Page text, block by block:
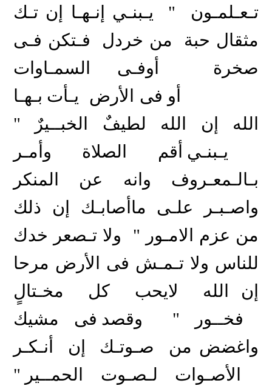
تـعـلمـون "
يـبنـي إنـهـا إن تـك
مثقال حبة
من خردل
فـتكن فـى
صخرة
أوفـى السمـاوات
أو فى الأرض
يـأت بـهـا
الله
إن الله لطيفٌ الخبــيرٌ "
يـبنـي أقم الصلاة وأمـر
بـالـمعـروف وانه عن المنكر
واصـبـر علـى ماأصابـك إن ذلك
من عزم الامـور "
ولا تـصعر خدك
للناس ولا تـمـش فى الأرض مرحا
إن الله
لايحب كل
مخـتالٍ
فخــور
"
وقصد فى مشيك
واغضض من
صـوتـك إن
أنـكـر
الأصـوات لـصـوت الحمــير "